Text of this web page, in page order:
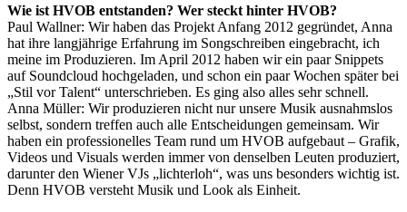
Wie ist HVOB entstanden? Wer steckt hinter HVOB?
Paul Wallner: Wir haben das Projekt Anfang 2012 gegründet, Anna
hat ihre langjährige Erfahrung im Songschreiben eingebracht, ich
meine im Produzieren. Im April 2012 haben wir ein paar Snippets
auf Soundcloud hochgeladen, und schon ein paar Wochen später bei
„Stil vor Talent“ unterschrieben. Es ging also alles sehr schnell.
Anna Müller: Wir produzieren nicht nur unsere Musik ausnahmslos
selbst, sondern treffen auch alle Entscheidungen gemeinsam. Wir
haben ein professionelles Team rund um HVOB aufgebaut – Grafik,
Videos und Visuals werden immer von denselben Leuten produziert,
darunter den Wiener VJs „lichterloh“, was uns besonders wichtig ist.
Denn HVOB versteht Musik und Look als Einheit.